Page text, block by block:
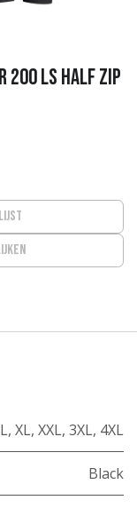
LS Half Zip
L, XL, XXL, 3XL, 4XL
Black